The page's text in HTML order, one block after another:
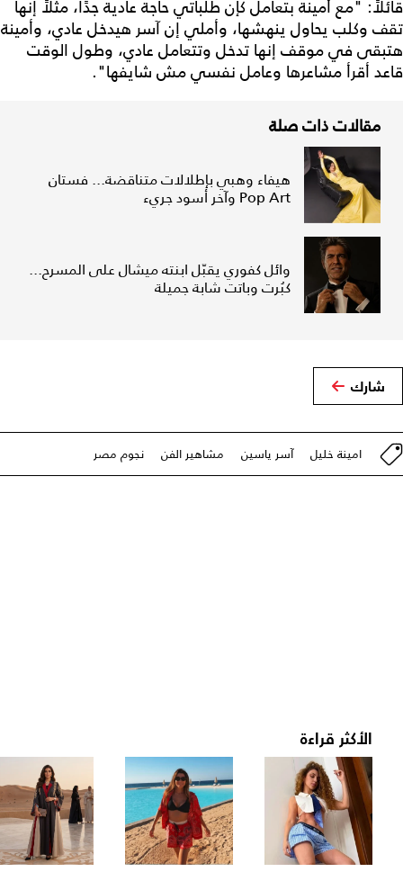
قائلاً: "مع أمينة بتعامل كإن طلباتي حاجة عادية جدًا، مثلاً إنها
تقف وكلب يحاول ينهشها، وأملي إن آسر هيدخل عادي، وأمينة
هتبقى في موقف إنها تدخل وتتعامل عادي، وطول الوقت
قاعد أقرأ مشاعرها وعامل نفسي مش شايفها".
مقالات ذات صلة
هيفاء وهبي بإطلالات متناقضة... فستان
Pop Art وآخر أسود جريء
وائل كفوري يقبّل ابنته ميشال على المسرح...
كبُرت وباتت شابة جميلة
شارك
امينة خليل آسر ياسين مشاهير الفن نجوم مصر
الأكثر قراءة